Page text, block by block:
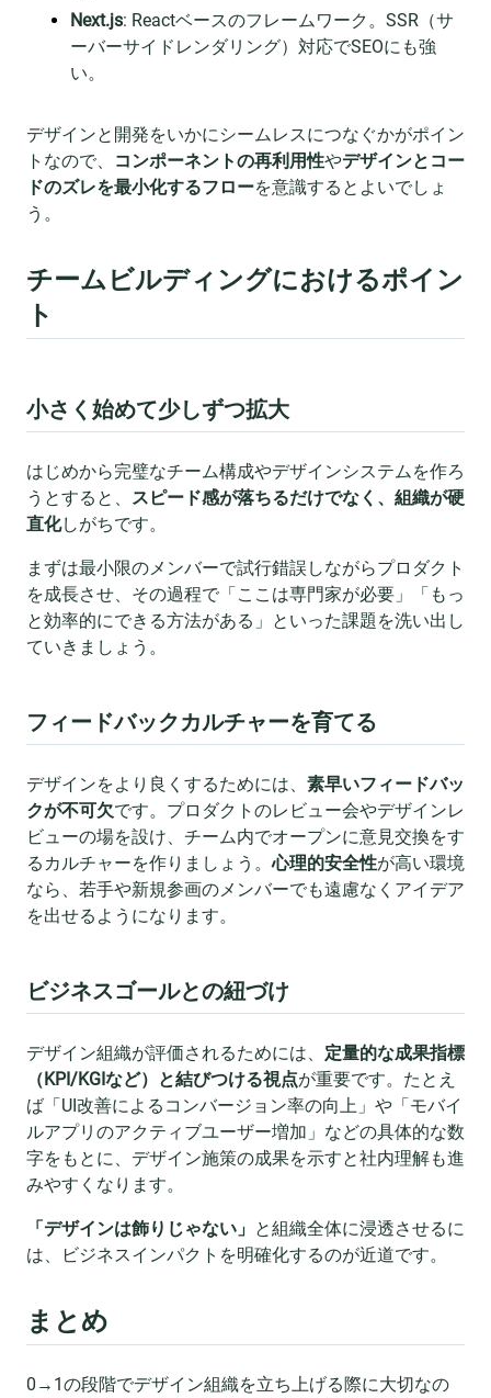
Next.js: Reactベースのフレームワーク。SSR（サ
ーバーサイドレンダリング）対応でSEOにも強
い。
デザインと開発をいかにシームレスにつなぐかがポイン
トなので、
コンポーネントの再利用性やデザインとコー
ドのズレを最小化するフローを意識するとよいでしょ
う。
チームビルディングにおけるポイン
ト
小さく始めて少しずつ拡大
はじめから完璧なチーム構成やデザインシステムを作ろ
うとすると、 スピード感が落ちるだけでなく、組織が硬
直化しがちです。
まずは最小限のメンバーで試行錯誤しながらプロダクト
を成長させ、その過程で「ここは専門家が必要」「もっ
と効率的にできる方法がある」といった課題を洗い出し
ていきましょう。
フィードバックカルチャーを育てる
デザインをより良くするためには、 素早いフィードバッ
クが不可欠です。プロダクトのレビュー会やデザインレ
ビューの場を設け、チーム内でオープンに意見交換をす
るカルチャーを作りましょう。心理的安全性が高い環境
なら、若手や新規参画のメンバーでも遠慮なくアイデア
を出せるようになります。
ビジネスゴールとの紐づけ
デザイン組織が評価されるためには、 定量的な成果指標
（KPI/KGIなど）と結びつける視点が重要です。たとえ
ば「UI改善によるコンバージョン率の向上」や「モバイ
ルアプリのアクティブユーザー増加」などの具体的な数
字をもとに、デザイン施策の成果を示すと社内理解も進
みやすくなります。
「デザインは飾りじゃない」 と組織全体に浸透させるに
は、ビジネスインパクトを明確化するのが近道です。
まとめ
0→1の段階でデザイン組織を立ち上げる際に大切なの